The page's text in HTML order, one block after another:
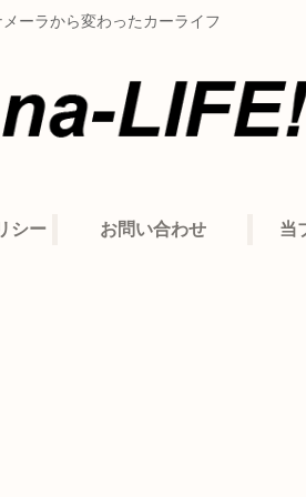
ーラから変わったカーライフ
シー お問い合わせ 当